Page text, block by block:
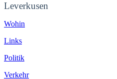
Leverkusen
Wohin
Links
Politik
Verkehr